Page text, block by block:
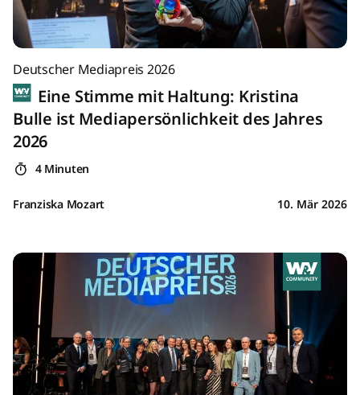
Deutscher Mediapreis 2026
Eine Stimme mit Haltung: Kristina
Bulle ist Mediapersönlichkeit des Jahres
2026
4 Minuten
Franziska Mozart 10. Mär 2026